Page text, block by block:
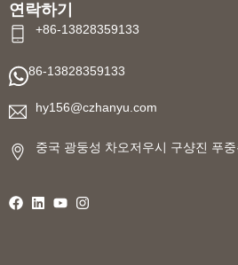
연락하기
+86-13828359133
86-13828359133
hy156@czhanyu.com
중국 광둥성 차오저우시 구샹진 푸